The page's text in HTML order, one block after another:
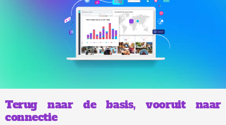
Terug naar de basis, vooruit naar
connectie